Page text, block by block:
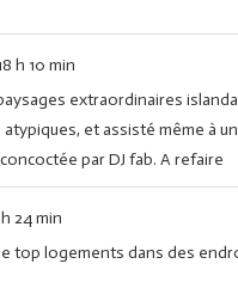
h 10 min
extraordinaires
et assisté même à
par DJ fab. A refaire
h 24 min
top logements dans des